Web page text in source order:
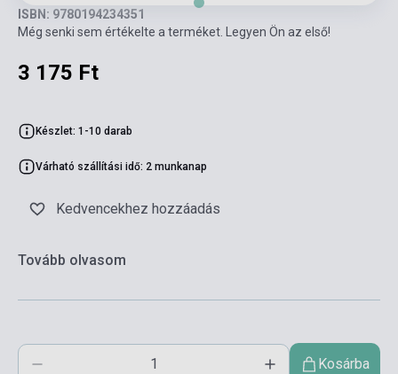
ISBN: 9780194234351
Még senki sem értékelte a terméket. Legyen Ön az első!
3 175 Ft
Készlet: 1-10 darab
Várható szállítási idő: 2 munkanap
Kedvencekhez hozzáadás
Tovább olvasom
Kosárba